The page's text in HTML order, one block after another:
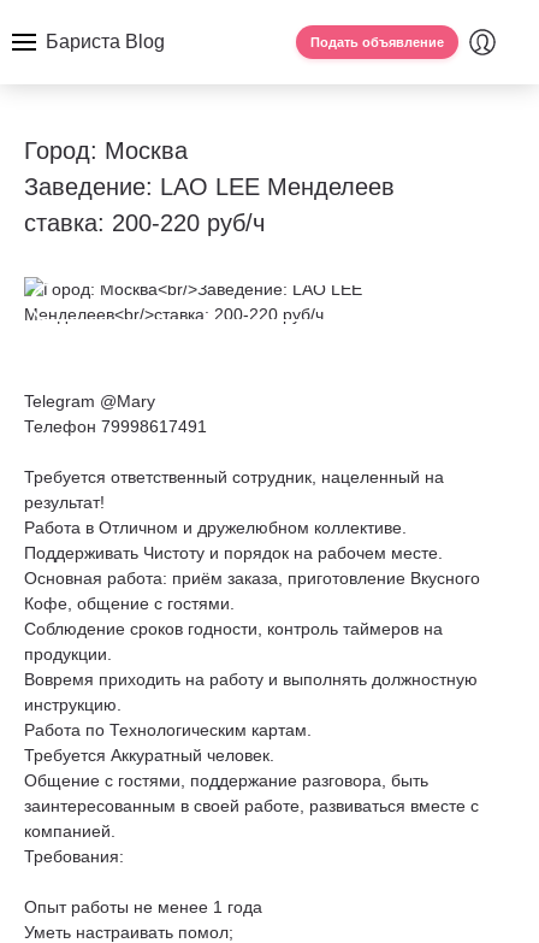
Бариста Blog Подать объявление
Город: Москва
Заведение: LAO LEE Менделеев
ставка: 200-220 руб/ч
Telegram @Mary
Телефон 79998617491
Требуется ответственный сотрудник, нацеленный на
результат!
Работа в Отличном и дружелюбном коллективе.
Поддерживать Чистоту и порядок на рабочем месте.
Основная работа: приём заказа, приготовление Вкусного
Кофе, общение с гостями.
Соблюдение сроков годности, контроль таймеров на
продукции.
Вовремя приходить на работу и выполнять должностную
инструкцию.
Работа по Технологическим картам.
Требуется Аккуратный человек.
Общение с гостями, поддержание разговора, быть
заинтересованным в своей работе, развиваться вместе с
компанией.
Требования:
Опыт работы не менее 1 года
Уметь настраивать помол;